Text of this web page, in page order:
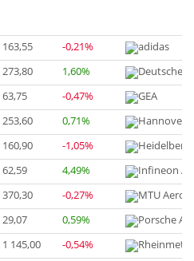
163,55
-0,21%
273,80
1,60%
63,75
-0,47%
253,60
0,71%
160,90
-1,05%
62,59
4,49%
370,30
-0,27%
29,07
0,59%
1 145,00
-0,54%